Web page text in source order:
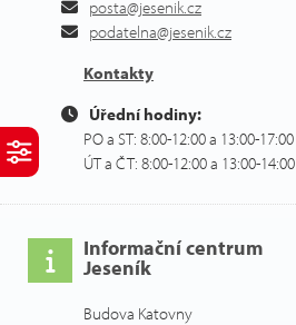
posta@jesenik.cz
podatelna@jesenik.cz
Kontakty
Úřední hodiny:
PO a ST: 8:00-12:00 a 13:00-17:00
ÚT a ČT: 8:00-12:00 a 13:00-14:00
Informační centrum
Jeseník
Budova Katovny